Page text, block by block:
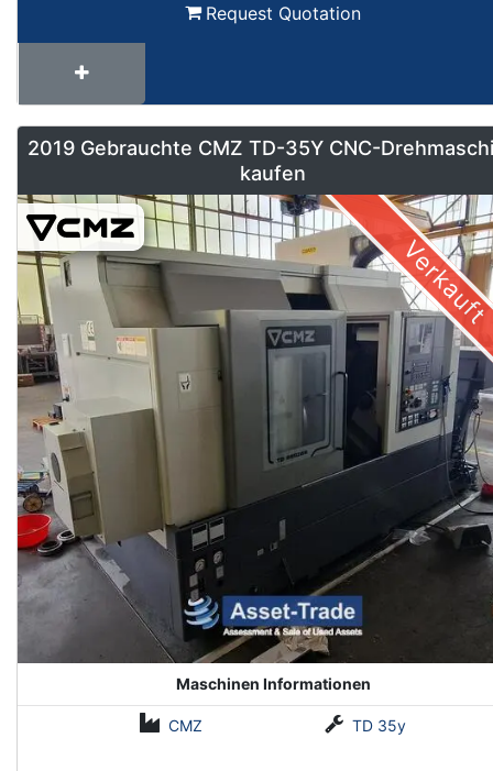
Request Quotation
2019 Gebrauchte CMZ TD-35Y CNC-
kaufen
Verkauft
Maschinen Informationen
CMZ TD 35y